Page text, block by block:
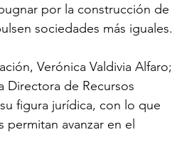
por la construcción de
sociedades más iguales.
Verónica Valdivia Alfaro;
Directora de Recursos
figura jurídica, con lo que
avanzar en el